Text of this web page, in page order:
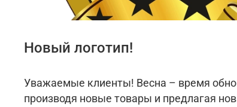
Новый логотип!
Уважаемые клиенты! Весна – время
производя новые товары и предлагая